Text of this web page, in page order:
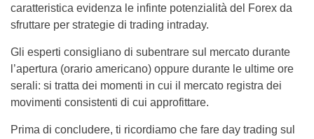
caratteristica evidenza le infinte potenzialità del Forex da
sfruttare per strategie di trading intraday.
Gli esperti consigliano di subentrare sul mercato durante
l’apertura (orario americano) oppure durante le ultime ore
serali: si tratta dei momenti in cui il mercato registra dei
movimenti consistenti di cui approfittare.
Prima di concludere, ti ricordiamo che fare day trading sul